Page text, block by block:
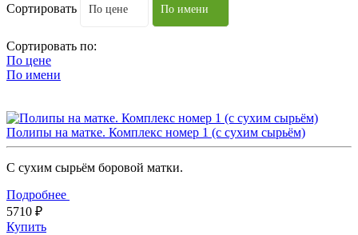
Сортировать По цене По имени
Сортировать по:
По цене
По имени
Полипы на матке. Комплекс номер 1 (с сухим сырьём)
С сухим сырьём боровой матки.
Подробнее
5710 ₽
Купить